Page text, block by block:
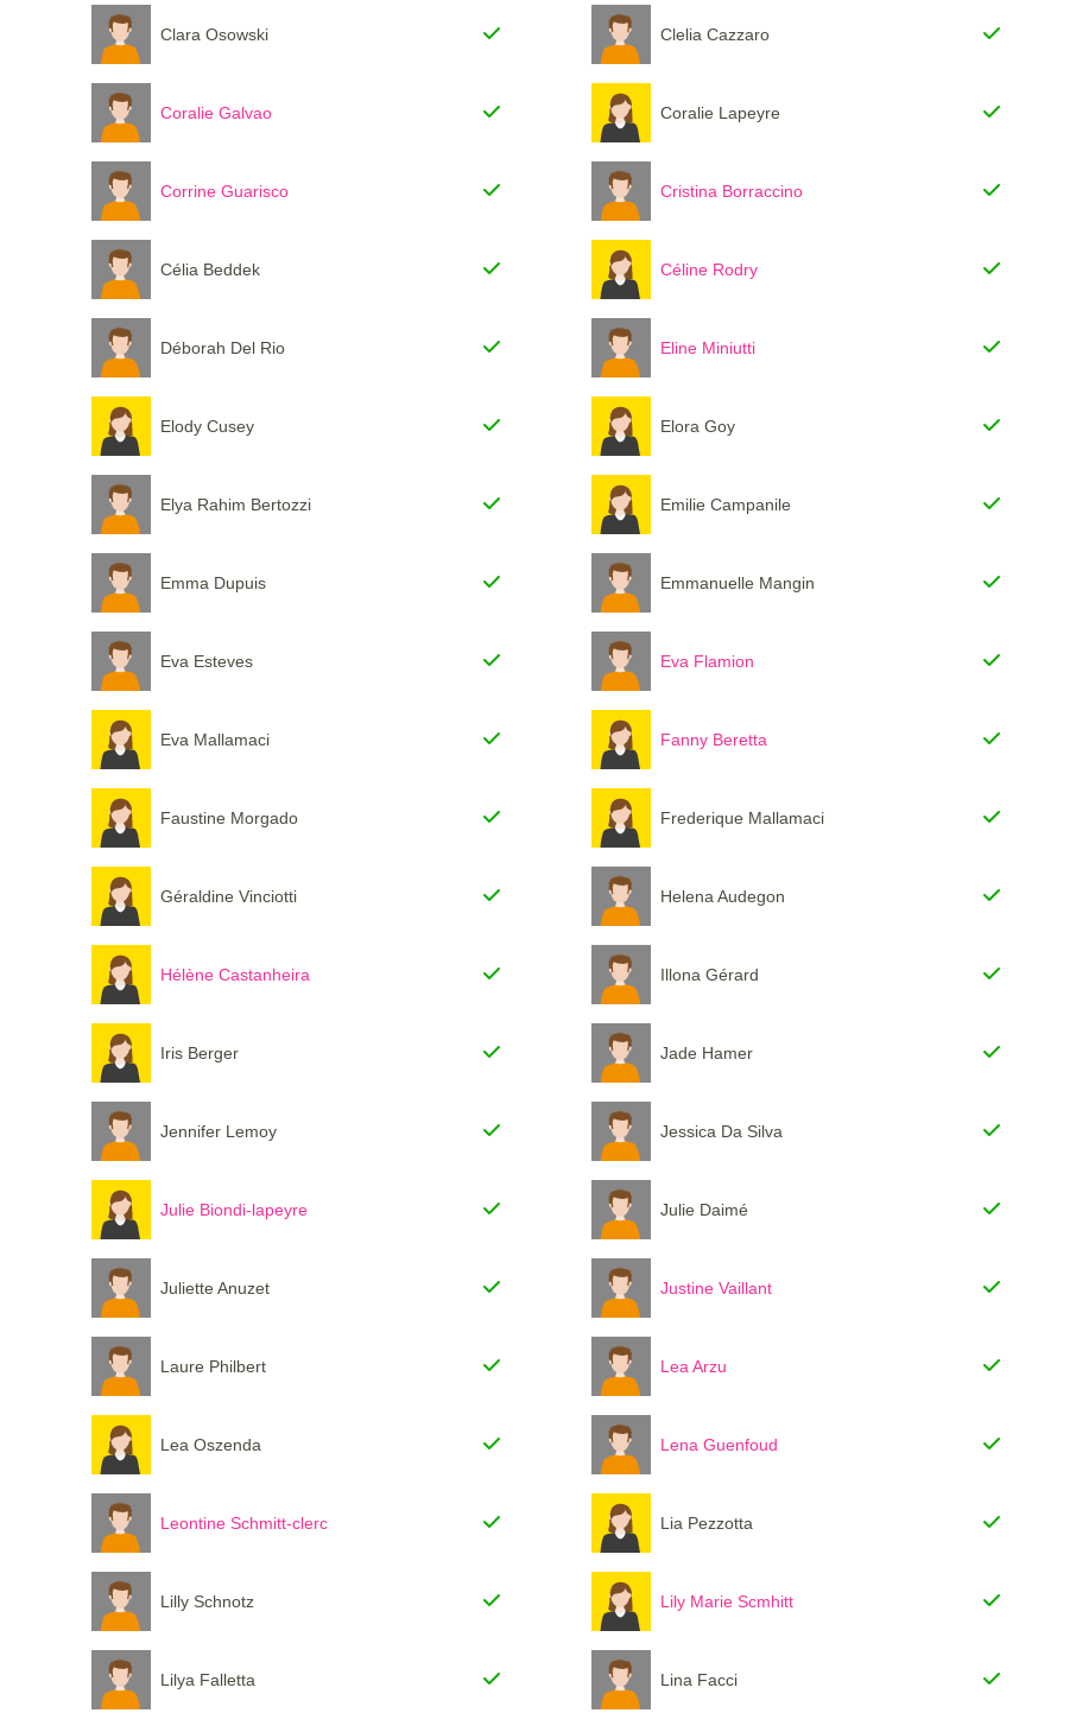
Clara Osowski Clelia Cazzaro
Coralie Galvao Coralie Lapeyre
Corrine Guarisco Cristina Borraccino
Célia Beddek Céline Rodry
Déborah Del Rio Eline Miniutti
Elody Cusey Elora Goy
Elya Rahim Bertozzi Emilie Campanile
Emma Dupuis Emmanuelle Mangin
Eva Esteves Eva Flamion
Eva Mallamaci Fanny Beretta
Faustine Morgado Frederique Mallamaci
Géraldine Vinciotti Helena Audegon
Hélène Castanheira Illona Gérard
Iris Berger Jade Hamer
Jennifer Lemoy Jessica Da Silva
Julie Biondi-lapeyre Julie Daimé
Juliette Anuzet Justine Vaillant
Laure Philbert Lea Arzu
Lea Oszenda Lena Guenfoud
Leontine Schmitt-clerc Lia Pezzotta
Lilly Schnotz Lily Marie Scmhitt
Lilya Falletta Lina Facci